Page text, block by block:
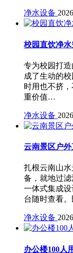
净水设备
校园直饮净
专为校园打
成了生动的
时用也不挤
重价值…
净水设备
云南景区户
扎根云南山
备，就地过
一体式集成
台随时查看
净水设备
办公楼100人